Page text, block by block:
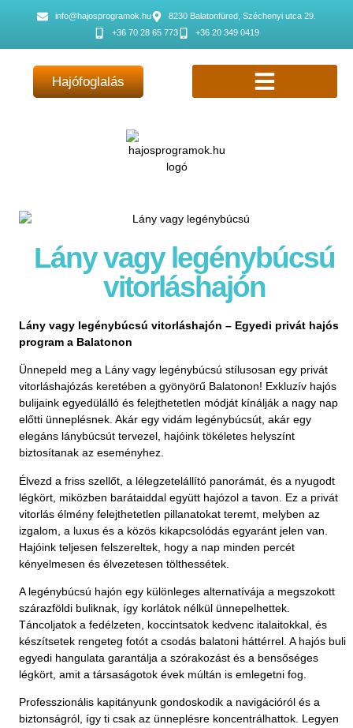
info@hajosprogramok.hu
8230 Balatonfüred, Széchenyi utca 29.
+36 70 28 65 773
+36 20 349 0419
Hajófoglalás
Lány vagy legénybúcsú
vitorláshajón
Lány vagy legénybúcsú vitorláshajón – Egyedi privát hajós
program a Balatonon
Ünnepeld meg a Lány vagy legénybúcsú stílusosan egy privát
vitorláshajózás keretében a gyönyörű Balatonon! Exkluzív hajós
bulijaink egyedülálló és felejthetetlen módját kínálják a nagy nap
előtti ünneplésnek. Akár egy vidám legénybúcsút, akár egy
elegáns lánybúcsút tervezel, hajóink tökéletes helyszínt
biztosítanak az eseményhez.
Élvezd a friss szellőt, a lélegzetelállító panorámát, és a nyugodt
légkört, miközben barátaiddal együtt hajózol a tavon. Ez a privát
vitorlás élmény felejthetetlen pillanatokat teremt, melyben az
izgalom, a luxus és a közös kikapcsolódás egyaránt jelen van.
Hajóink teljesen felszereltek, hogy a nap minden percét
kényelmesen és élvezetesen tölthessétek.
A legénybúcsú hajón egy különleges alternatívája a megszokott
szárazföldi buliknak, így korlátok nélkül ünnepelhettek.
Táncoljatok a fedélzeten, koccintsatok kedvenc italaitokkal, és
készítsetek rengeteg fotót a csodás balatoni háttérrel. A hajós buli
egyedi hangulata garantálja a szórakozást és a bensőséges
légkört, amit a társaságotok évek múltán is emlegetni fog.
Professzionális kapitányunk gondoskodik a navigációról és a
biztonságról, így ti csak az ünneplésre koncentrálhattok. Legyen